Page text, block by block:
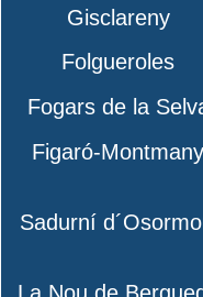
Gisclareny
Folgueroles
Fogars de la
Figaró-Montmany
Sadurní